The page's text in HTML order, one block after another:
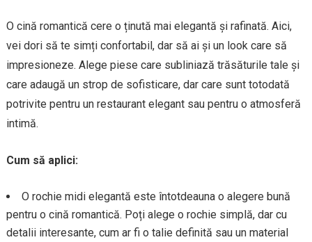
O cină romantică cere o ținută mai elegantă și rafinată. Aici,
vei dori să te simți confortabil, dar să ai și un look care să
impresioneze. Alege piese care subliniază trăsăturile tale și
care adaugă un strop de sofisticare, dar care sunt totodată
potrivite pentru un restaurant elegant sau pentru o atmosferă
intimă.
Cum să aplici:
O rochie midi elegantă este întotdeauna o alegere bună
pentru o cină romantică. Poți alege o rochie simplă, dar cu
detalii interesante, cum ar fi o talie definită sau un material